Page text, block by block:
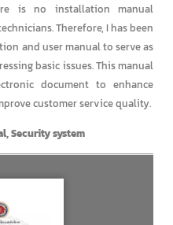
is no installation manual
Therefore, I has been
and user manual to serve as
basic issues. This manual
document to enhance
customer service quality.
Security system